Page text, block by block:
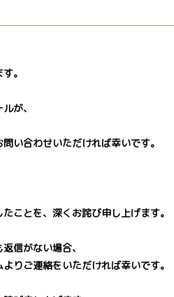
。
が、
い合わせいただければ幸いです。
ことを、深くお詫び申し上げます。
信がない場合、
りご連絡をいただければ幸いです。